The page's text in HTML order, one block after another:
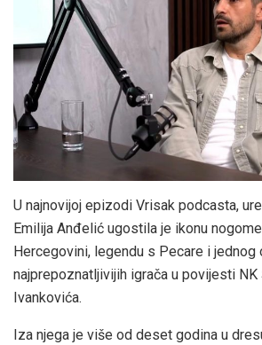
U najnovijoj epizodi Vrisak podcasta,
Emilija Anđelić ugostila je ikonu
Hercegovini, legendu s Pecare i jednog
najprepoznatljivijih igrača u povijesti NK
Ivankovića.
Iza njega je više od deset godina u